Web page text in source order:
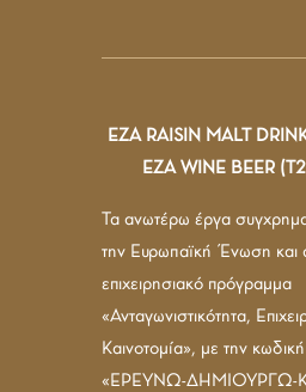
ΕΖΑ RAISIN MALT
ΕΖΑ WINE BEER
Τα ανωτέρω έργα
την Ευρωπαϊκή Ένωση και
επιχειρησιακό πρόγραμμα
«Ανταγωνιστικότητα,
Καινοτομία», με την
«ΕΡΕΥΝΩ-ΔΗΜΙΟΥΡΓΩ-